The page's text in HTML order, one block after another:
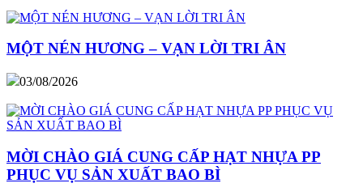
MỘT NÉN HƯƠNG – VẠN LỜI TRI ÂN
03/08/2026
MỜI CHÀO GIÁ CUNG CẤP HẠT NHỰA PP
PHỤC VỤ SẢN XUẤT BAO BÌ